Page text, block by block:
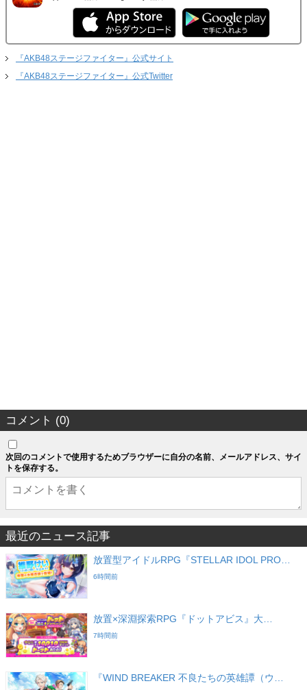
『AKB48ステージファイター』公式サイト
『AKB48ステージファイター』公式Twitter
コメント (0)
次回のコメントで使用するためブラウザーに自分の名前、メールアドレス、サイ
トを保存する。
最近のニュース記事
放置型アイドルRPG『STELLAR IDOL PRO…
6時間前
放置×深淵探索RPG『ドットアビス』大…
7時間前
『WIND BREAKER 不良たちの英雄譚（ウ…